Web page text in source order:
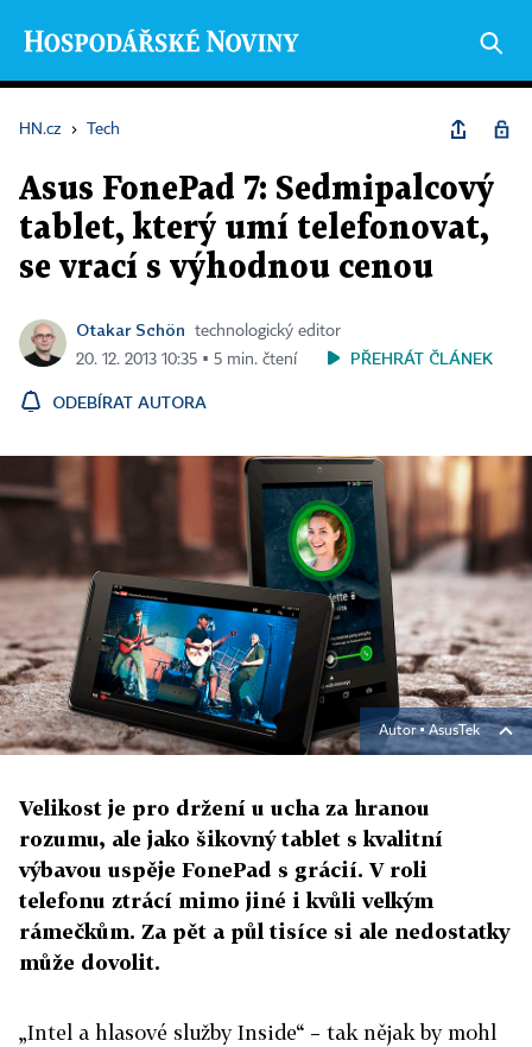
HN.cz › Tech
Asus FonePad 7: Sedmipalcový
tablet, který umí telefonovat,
se vrací s výhodnou cenou
Otakar Schön
technologický editor
20. 12. 2013 10:35 ▪ 5 min. čtení
PŘEHRÁT ČLÁNEK
ODEBÍRAT AUTORA
Autor ▪AsusTek
Velikost je pro držení u ucha za hranou
rozumu, ale jako šikovný tablet s kvalitní
výbavou uspěje FonePad s grácií. V roli
telefonu ztrácí mimo jiné i kvůli velkým
rámečkům. Za pět a půl tisíce si ale nedostatky
může dovolit.
„Intel a hlasové služby Inside“ – tak nějak by mohl